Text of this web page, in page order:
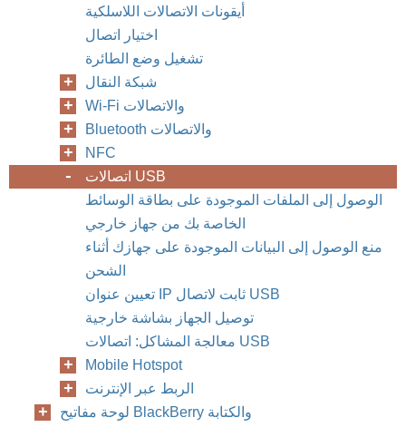
أيقونات الاتصالات اللاسلكية
اختيار اتصال
تشغيل وضع الطائرة
شبكة النقال
Wi-Fi والاتصالات
Bluetooth والاتصالات
NFC
اتصالات USB
الوصول إلى الملفات الموجودة على بطاقة الوسائط
الخاصة بك من جهاز خارجي
منع الوصول إلى البيانات الموجودة على جهازك أثناء
الشحن
تعيين عنوان IP ثابت لاتصال USB
توصيل الجهاز بشاشة خارجية
معالجة المشاكل: اتصالات USB
Mobile Hotspot
الربط عبر الإنترنت
لوحة مفاتيح BlackBerry والكتابة